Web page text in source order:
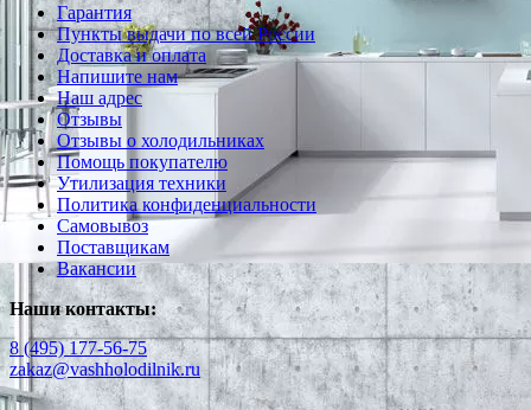
Гарантия
Пункты выдачи по всей России
Доставка и оплата
Напишите нам
Наш адрес
Отзывы
Отзывы о холодильниках
Помощь покупателю
Утилизация техники
Политика конфиденциальности
Самовывоз
Поставщикам
Вакансии
Наши контакты:
8 (495) 177-56-75
zakaz@vashholodilnik.ru